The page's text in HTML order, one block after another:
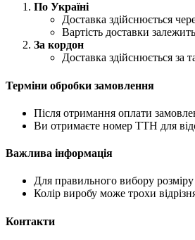
По Україні
Доставка здійснюється
Вартість доставки
За кордон
Доставка здійснюється за
Терміни обробки замовлення
Після отримання оплати
Ви отримаєте номер ТТН для
Важлива інформація
Для правильного вибору
Колір виробу може трохи
Контакти